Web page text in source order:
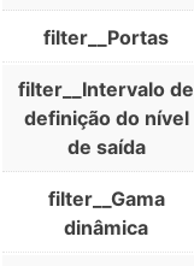
filter__Portas
filter__Intervalo de
definição do nível
de saída
filter__Gama
dinâmica